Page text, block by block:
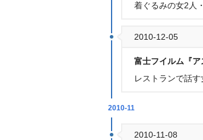
着ぐるみの女2人
2010-12-05
富士フイルム『ア
レストランで話
2010-11
2010-11-08